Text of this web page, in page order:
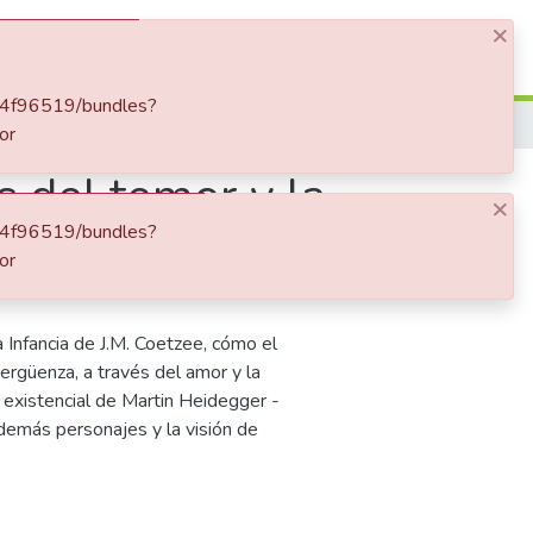
del temor y la
de J.M. Coetzee, cómo el
a través del amor y la
de Martin Heidegger -
personajes y la visión de
×
bundles?
×
bundles?